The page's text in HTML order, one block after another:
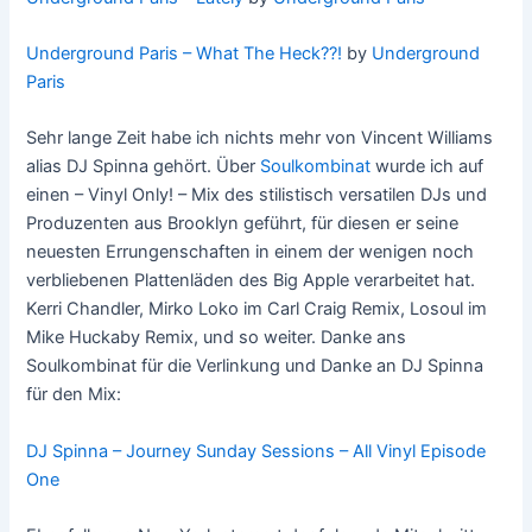
Underground Paris – What The Heck??! by Underground
Paris
Sehr lange Zeit habe ich nichts mehr von Vincent Williams
alias DJ Spinna gehört. Über Soulkombinat wurde ich auf
einen – Vinyl Only! – Mix des stilistisch versatilen DJs und
Produzenten aus Brooklyn geführt, für diesen er seine
neuesten Errungenschaften in einem der wenigen noch
verbliebenen Plattenläden des Big Apple verarbeitet hat.
Kerri Chandler, Mirko Loko im Carl Craig Remix, Losoul im
Mike Huckaby Remix, und so weiter. Danke ans
Soulkombinat für die Verlinkung und Danke an DJ Spinna
für den Mix:
DJ Spinna – Journey Sunday Sessions – All Vinyl Episode
One